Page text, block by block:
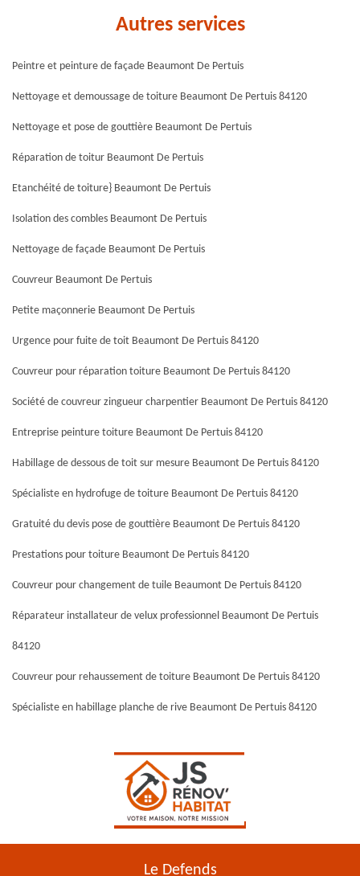
Autres services
Peintre et peinture de façade Beaumont De Pertuis
Nettoyage et demoussage de toiture Beaumont De Pertuis 84120
Nettoyage et pose de gouttière Beaumont De Pertuis
Réparation de toitur Beaumont De Pertuis
Etanchéité de toiture} Beaumont De Pertuis
Isolation des combles Beaumont De Pertuis
Nettoyage de façade Beaumont De Pertuis
Couvreur Beaumont De Pertuis
Petite maçonnerie Beaumont De Pertuis
Urgence pour fuite de toit Beaumont De Pertuis 84120
Couvreur pour réparation toiture Beaumont De Pertuis 84120
Société de couvreur zingueur charpentier Beaumont De Pertuis 84120
Entreprise peinture toiture Beaumont De Pertuis 84120
Habillage de dessous de toit sur mesure Beaumont De Pertuis 84120
Spécialiste en hydrofuge de toiture Beaumont De Pertuis 84120
Gratuité du devis pose de gouttière Beaumont De Pertuis 84120
Prestations pour toiture Beaumont De Pertuis 84120
Couvreur pour changement de tuile Beaumont De Pertuis 84120
Réparateur installateur de velux professionnel Beaumont De Pertuis
84120
Couvreur pour rehaussement de toiture Beaumont De Pertuis 84120
Spécialiste en habillage planche de rive Beaumont De Pertuis 84120
Le Defends